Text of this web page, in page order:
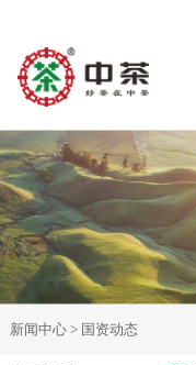
新闻中心 > 国资动态